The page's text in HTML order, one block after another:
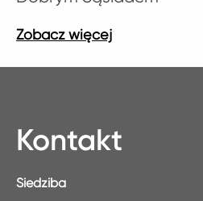
Kontakt
Siedziba